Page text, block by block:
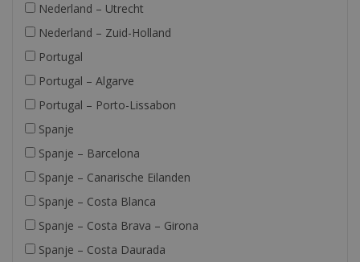
Nederland – Utrecht
Nederland – Zuid-Holland
Portugal
Portugal – Algarve
Portugal – Porto-Lissabon
Spanje
Spanje – Barcelona
Spanje – Canarische Eilanden
Spanje – Costa Blanca
Spanje – Costa Brava – Girona
Spanje – Costa Daurada